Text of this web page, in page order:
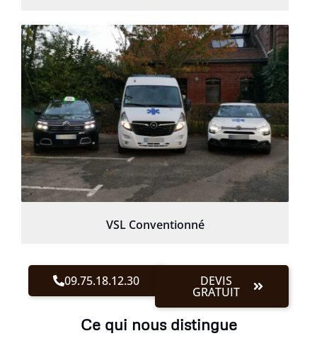
VSL Conventionné
09.75.18.12.30 DEVIS
GRATUIT
Ce qui nous distingue